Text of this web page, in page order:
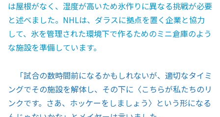
は屋根がなく、湿度が高いため氷作りに異なる挑戦が必要
と述べました。NHLは、ダラスに拠点を置く企業と協力
して、氷を管理された環境下で作るためのミニ倉庫のよう
な施設を準備しています。
「試合の数時間前になるかもしれないが、適切なタイミ
ングでその施設を解体し、その下に〈こちらが私たちのリ
ンクです。さあ、ホッケーをしましょう〉という形になる